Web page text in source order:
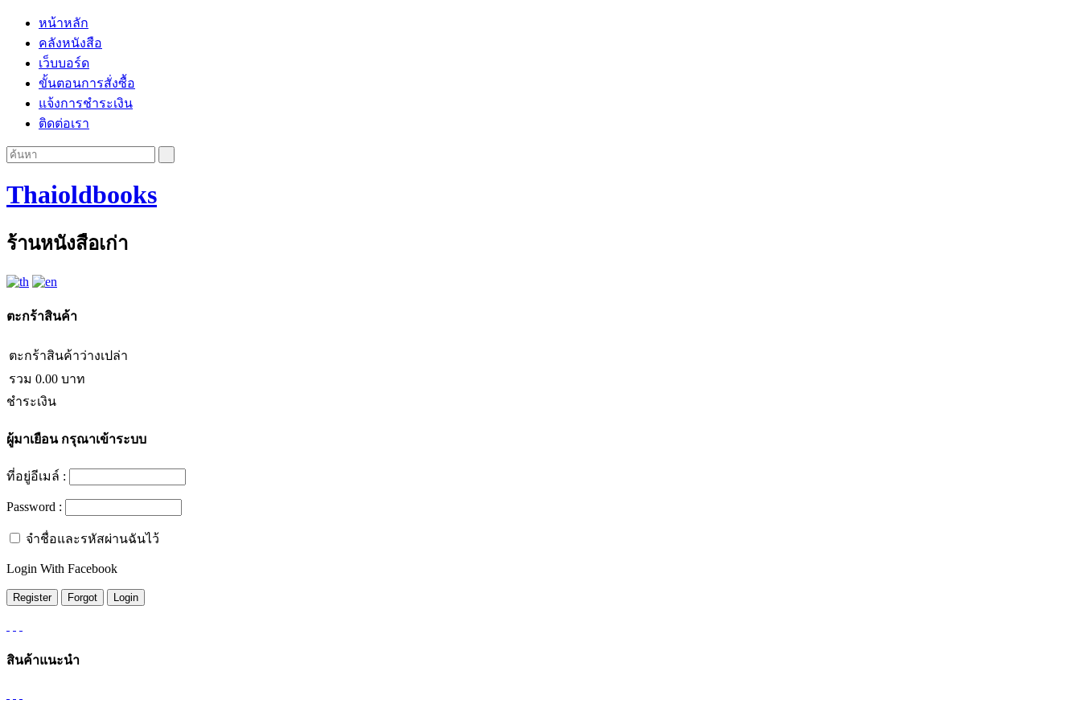
หน้าหลัก
คลังหนังสือ
เว็บบอร์ด
ขั้นตอนการสั่งซื้อ
แจ้งการชำระเงิน
ติดต่อเรา
Thaioldbooks
ร้านหนังสือเก่า
ตะกร้าสินค้า
ตะกร้าสินค้าว่างเปล่า
รวม 0.00 บาท
ชำระเงิน
ผู้มาเยือนกรุณาเข้าระบบ
ที่อยู่อีเมล์ :
Password :
จำชื่อและรหัสผ่านฉันไว้
Login With Facebook
สินค้าแนะนำ